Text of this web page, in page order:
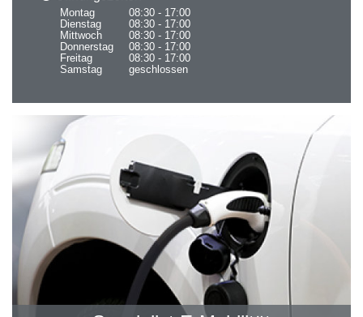
Montag
08:30 - 17:00
Dienstag
08:30 - 17:00
Mittwoch
08:30 - 17:00
Donnerstag
08:30 - 17:00
Freitag
08:30 - 17:00
Samstag
geschlossen